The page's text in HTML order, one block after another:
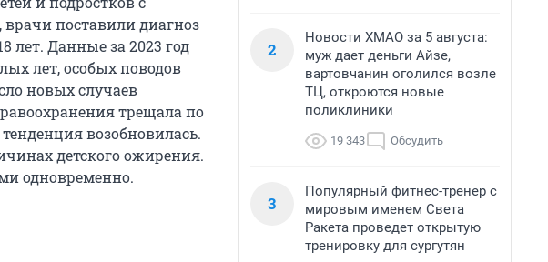
врачи поставили диагноз
лет. Данные за 2023 год
лет, особых поводов
новых случаев
трещала по
возобновилась.
детского ожирения.
одновременно.
2
Новости ХМАО за 5 августа:
муж дает деньги Айзе,
вартовчанин оголился возле
ТЦ, откроются новые
поликлиники
19 343 Обсудить
3
Популярный фитнес-тренер с
мировым именем Света
Ракета проведет открытую
тренировку для сургутян